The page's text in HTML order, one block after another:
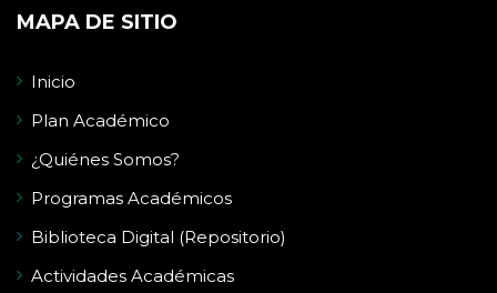
MAPA DE SITIO
Inicio
Plan Académico
¿Quiénes Somos?
Programas Académicos
Biblioteca Digital (Repositorio)
Actividades Académicas